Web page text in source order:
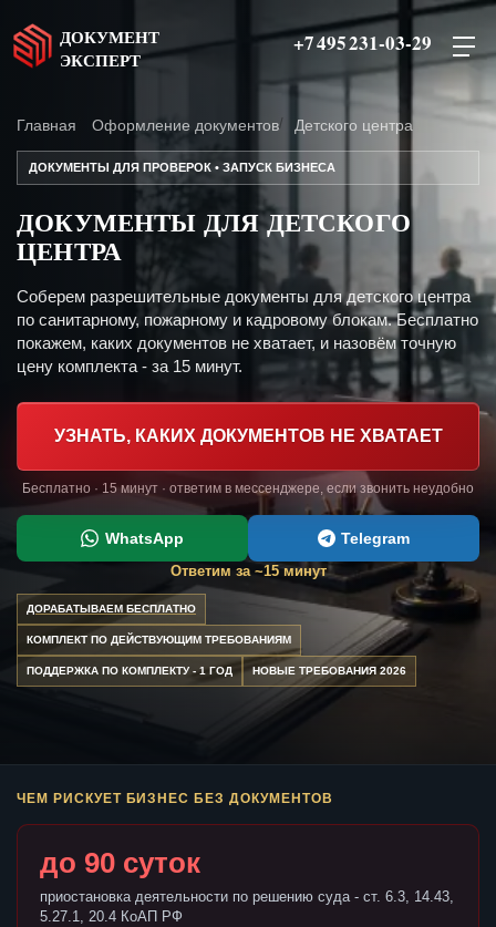
ДОКУМЕНТ
ЭКСПЕРТ
+7 495 231-03-29
Главная Оформление документов Детского центра
ДОКУМЕНТЫ ДЛЯ ПРОВЕРОК • ЗАПУСК БИЗНЕСА
ДОКУМЕНТЫ ДЛЯ ДЕТСКОГО
ЦЕНТРА
Соберем разрешительные документы для детского центра
по санитарному, пожарному и кадровому блокам. Бесплатно
покажем, каких документов не хватает, и назовём точную
цену комплекта - за 15 минут.
УЗНАТЬ, КАКИХ ДОКУМЕНТОВ НЕ ХВАТАЕТ
Бесплатно · 15 минут · ответим в мессенджере, если звонить неудобно
WhatsApp Telegram
Ответим за ~15 минут
ДОРАБАТЫВАЕМ БЕСПЛАТНО
КОМПЛЕКТ ПО ДЕЙСТВУЮЩИМ ТРЕБОВАНИЯМ
ПОДДЕРЖКА ПО КОМПЛЕКТУ - 1 ГОД НОВЫЕ ТРЕБОВАНИЯ 2026
ЧЕМ РИСКУЕТ БИЗНЕС БЕЗ ДОКУМЕНТОВ
до 90 суток
приостановка деятельности по решению суда - ст. 6.3, 14.43,
5.27.1, 20.4 КоАП РФ